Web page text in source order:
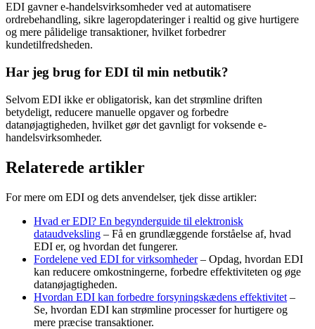
EDI gavner e-handelsvirksomheder ved at automatisere
ordrebehandling, sikre lageropdateringer i realtid og give hurtigere
og mere pålidelige transaktioner, hvilket forbedrer
kundetilfredsheden.
Har jeg brug for EDI til min netbutik?
Selvom EDI ikke er obligatorisk, kan det strømline driften
betydeligt, reducere manuelle opgaver og forbedre
datanøjagtigheden, hvilket gør det gavnligt for voksende e-
handelsvirksomheder.
Relaterede artikler
For mere om EDI og dets anvendelser, tjek disse artikler:
Hvad er EDI? En begynderguide til elektronisk
dataudveksling – Få en grundlæggende forståelse af, hvad
EDI er, og hvordan det fungerer.
Fordelene ved EDI for virksomheder– Opdag, hvordan EDI
kan reducere omkostningerne, forbedre effektiviteten og øge
datanøjagtigheden.
Hvordan EDI kan forbedre forsyningskædens effektivitet –
Se, hvordan EDI kan strømline processer for hurtigere og
mere præcise transaktioner.